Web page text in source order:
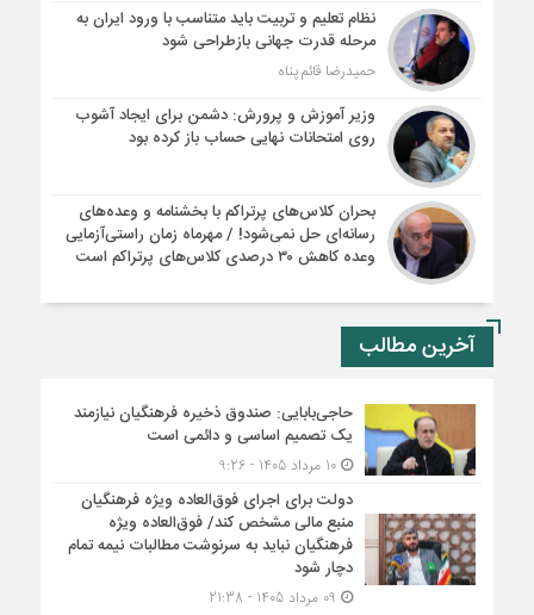
نظام تعلیم و تربیت باید متناسب با ورود ایران به
مرحله قدرت جهانی بازطراحی شود
حمیدرضا قائم پناه
وزیر آموزش و پرورش: دشمن برای ایجاد آشوب
روی امتحانات نهایی حساب باز کرده بود
بحران کلاس‌های پرتراکم با بخشنامه و وعده‌های
رسانه‌ای حل نمی‌شود! / مهرماه زمان راستی‌آزمایی
وعده کاهش ۳۰ درصدی کلاس‌های پرتراکم است
آخرین مطالب
حاجی‌بابایی: صندوق ذخیره فرهنگیان نیازمند
یک تصمیم اساسی و دائمی است
10 مرداد 1405 - 9:26
دولت برای اجرای فوق‌العاده ویژه فرهنگیان
منبع مالی مشخص کند/ فوق‌العاده ویژه
فرهنگیان نباید به سرنوشت مطالبات نیمه‌ تمام
دچار شود